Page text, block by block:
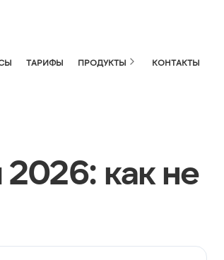
ТАРИФЫ ПРОДУКТЫ КОНТАКТЫ
как не